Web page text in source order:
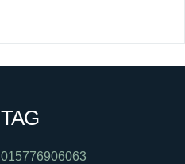
TAG
015776906063